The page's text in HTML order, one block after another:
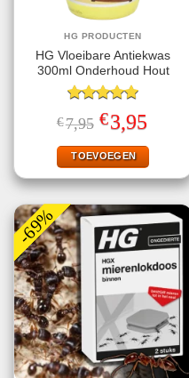
HG PRODUCTEN
HG Vloeibare Antiekwas
300ml Onderhoud Hout
Gewaardeerd
5.00uit 5
€7,95 Oorspronkelijke
prijs
was:
€7,95.
€3,95
is:
€3,95.
TOEVOEGEN
-69%